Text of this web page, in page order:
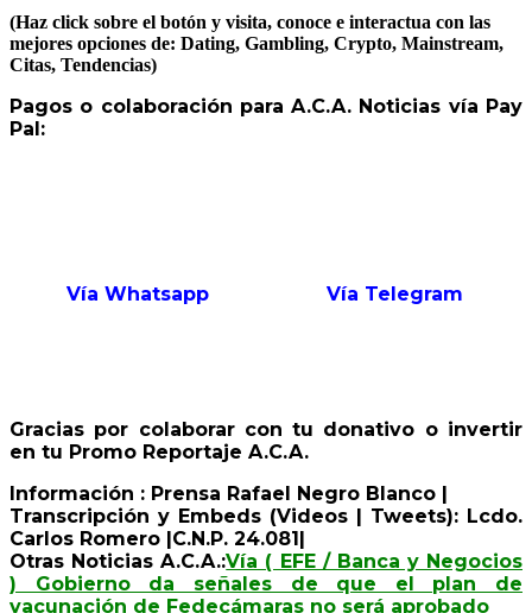
(Haz click sobre el botón y visita, conoce e interactua con las
mejores opciones de: Dating, Gambling, Crypto, Mainstream,
Citas, Tendencias)
Pagos o colaboración para A.C.A. Noticias vía Pay
Pal:
Vía Whatsapp Vía Telegram
Gracias por colaborar con tu donativo o invertir
en tu Promo Reportaje A.C.A.
Información : Prensa Rafael Negro Blanco |
Transcripción y Embeds (Videos | Tweets): Lcdo.
Carlos Romero |C.N.P. 24.081|
Otras Noticias A.C.A.:Vía ( EFE / Banca y Negocios
) Gobierno da señales de que el plan de
vacunación de Fedecámaras no será aprobado